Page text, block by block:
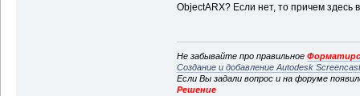
ObjectARX? Если нет, то причем здесь
Не забывайте про правильное
Создание и добавление Autodesk
Если Вы задали вопрос и на форуме
Решение